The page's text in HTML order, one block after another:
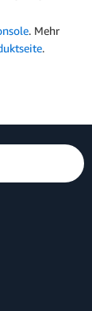
. Mehr
.